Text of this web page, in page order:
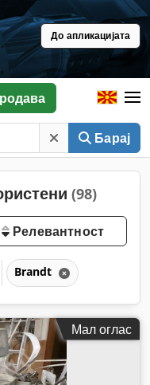
До апликацијата
Барај
(98)
Релевантност
Brandt
Мал оглас